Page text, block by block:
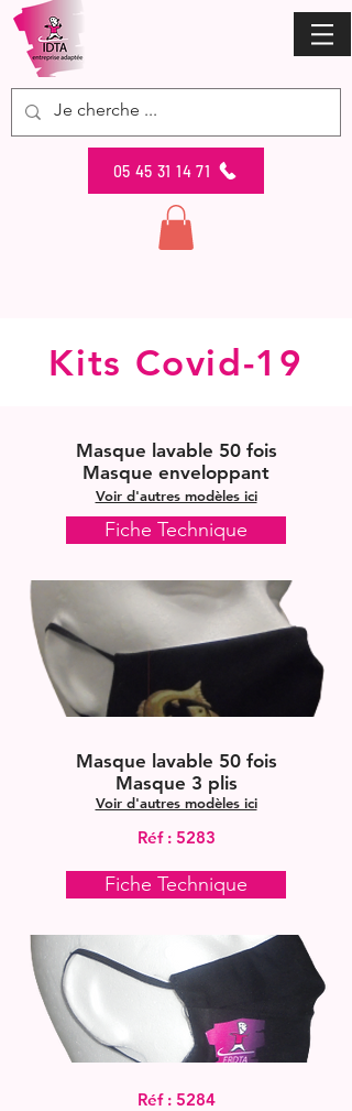
05 45 31 14 71
Kits Covid-19
Masque lavable 50 fois
Masque enveloppant
Voir d'autres modèles ici
Fiche Technique
Masque lavable 50 fois
Masque 3 plis
Voir d'autres modèles ici
Réf : 5283
Fiche Technique
Réf : 5284